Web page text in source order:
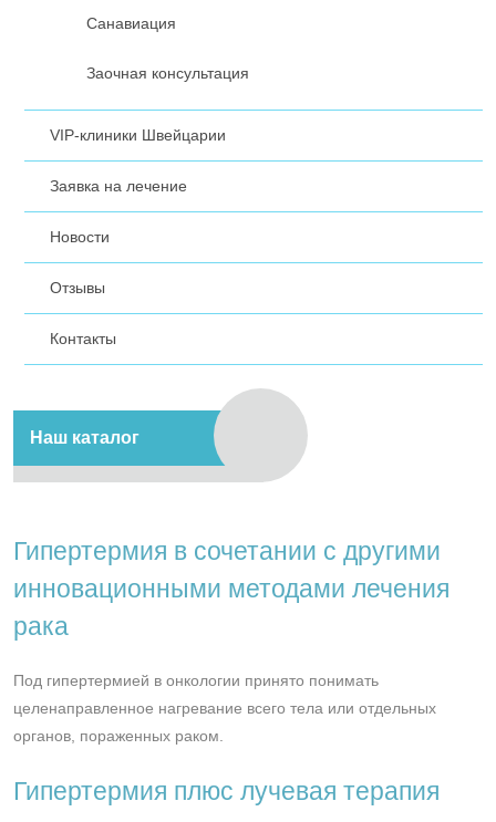
Санавиация
Заочная консультация
VIP-клиники Швейцарии
Заявка на лечение
Новости
Отзывы
Контакты
Наш каталог
Гипертермия в сочетании с другими
инновационными методами лечения
рака
Под гипертермией в онкологии принято понимать
целенаправленное нагревание всего тела или отдельных
органов, пораженных раком.
Гипертермия плюс лучевая терапия